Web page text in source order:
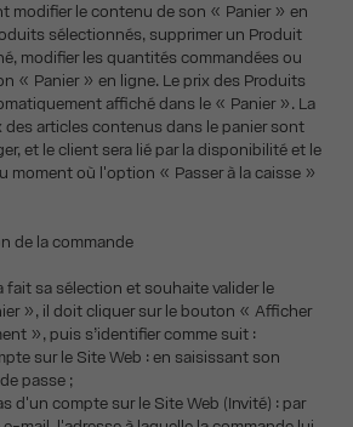
modifier le contenu de son « Panier » en
sélectionnés, supprimer un Produit
modifier les quantités commandées ou
« Panier » en ligne. Le prix des Produits
affiché dans le « Panier ». La
articles contenus dans le panier sont
et le client sera lié par la disponibilité et le
moment où l'option « Passer à la caisse »
la commande
fait sa sélection et souhaite valider le
», il doit cliquer sur le bouton « Afficher
», puis s’identifier comme suit :
sur le Site Web : en saisissant son
passe ;
d'un compte sur le Site Web (Invité) : par